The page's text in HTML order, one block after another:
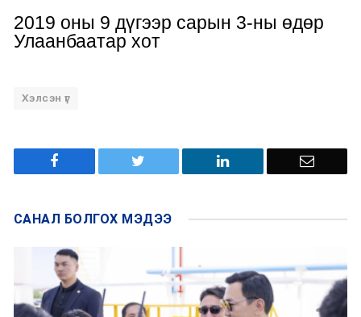
2019 оны 9 дүгээр сарын 3-ны өдөр
Улаанбаатар хот
Хэлсэн үг
САНАЛ БОЛГОХ МЭДЭЭ